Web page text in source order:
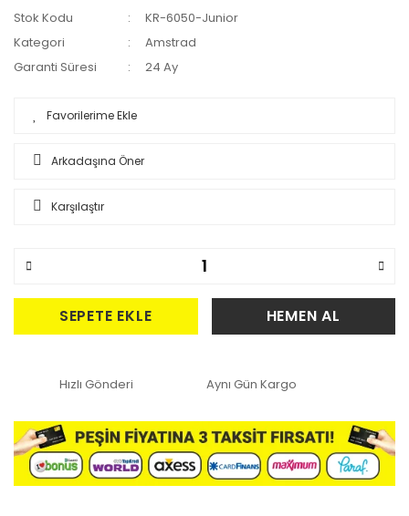
Stok Kodu
KR-6050-Junior
Kategori
Amstrad
Garanti Süresi
24 Ay
Arkadaşına Öner
Karşılaştır
SEPETE EKLE HEMEN AL
Hızlı Gönderi Aynı Gün Kargo